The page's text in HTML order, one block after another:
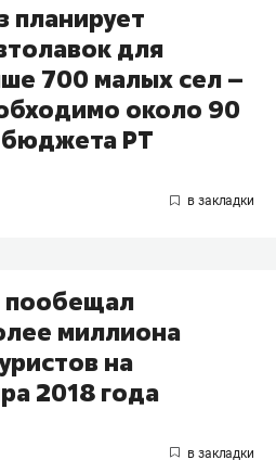
планирует
для
700 малых сел –
около 90
бюджета РТ
пообещал
миллиона
на
2018 года